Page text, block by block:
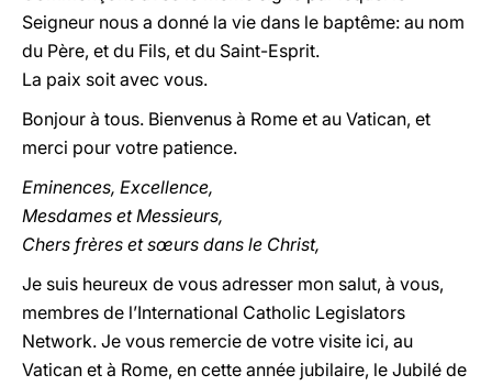
Seigneur nous a donné la vie dans le baptême: au nom
du Père, et du Fils, et du Saint-Esprit.
La paix soit avec vous.
Bonjour à tous. Bienvenus à Rome et au Vatican, et
merci pour votre patience.
Eminences, Excellence,
Mesdames et Messieurs,
Chers frères et sœurs dans le Christ,
Je suis heureux de vous adresser mon salut, à vous,
membres de l’International Catholic Legislators
Network. Je vous remercie de votre visite ici, au
Vatican et à Rome, en cette année jubilaire, le Jubilé de